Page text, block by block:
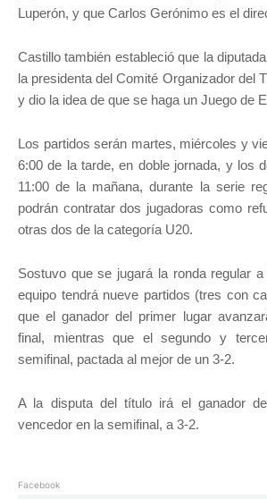
Luperón, y que Carlos Gerónimo es el
Castillo también estableció que la
la presidenta del Comité Organizador del
y dio la idea de que se haga un Juego de
Los partidos serán martes, miércoles y
6:00 de la tarde, en doble jornada, y los
11:00 de la mañana, durante la serie
podrán contratar dos jugadoras como
otras dos de la categoría U20.
Sostuvo que se jugará la ronda regular
equipo tendrá nueve partidos (tres con
que el ganador del primer lugar
final, mientras que el segundo y
semifinal, pactada al mejor de un 3-2.
A la disputa del título irá el ganador
vencedor en la semifinal, a 3-2.
Facebook